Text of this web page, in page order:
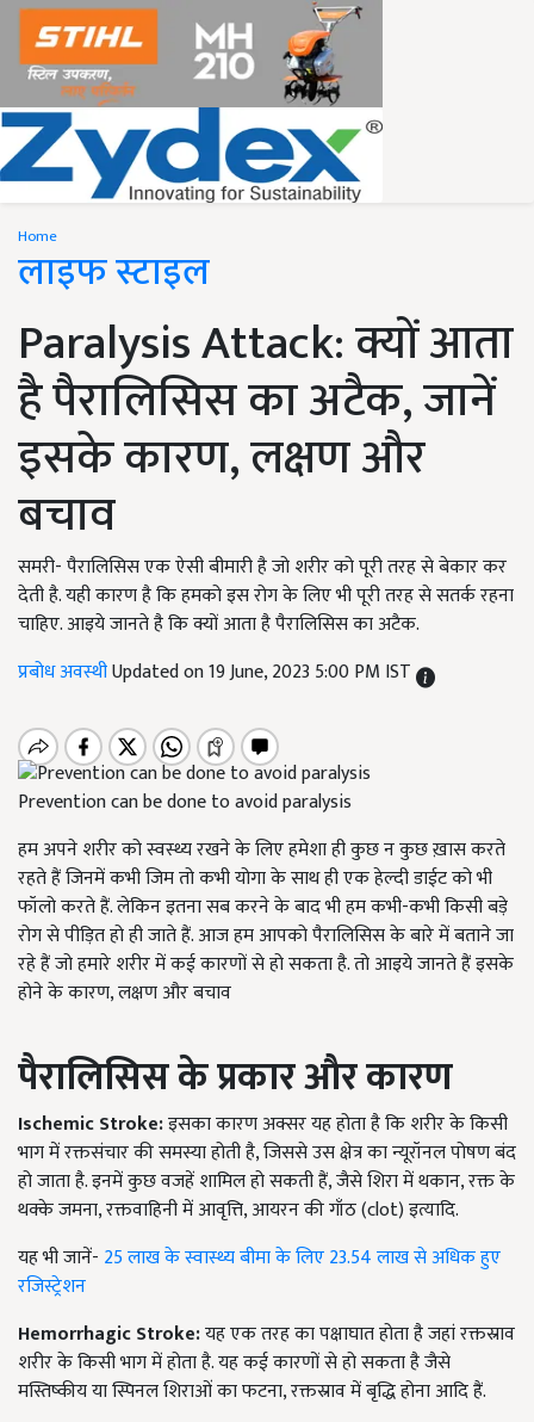
Home
लाइफ स्टाइल
Paralysis Attack: क्यों आता
है पैरालिसिस का अटैक, जानें
इसके कारण, लक्षण और
बचाव
समरी- पैरालिसिस एक ऐसी बीमारी है जो शरीर को पूरी तरह से बेकार कर
देती है. यही कारण है कि हमको इस रोग के लिए भी पूरी तरह से सतर्क रहना
चाहिए. आइये जानते है कि क्यों आता है पैरालिसिस का अटैक.
प्रबोध अवस्थीUpdated on 19 June, 2023 5:00 PM IST
Prevention can be done to avoid paralysis
हम अपने शरीर को स्वस्थ्य रखने के लिए हमेशा ही कुछ न कुछ ख़ास करते
रहते हैं जिनमें कभी जिम तो कभी योगा के साथ ही एक हेल्दी डाईट को भी
फॉलो करते हैं. लेकिन इतना सब करने के बाद भी हम कभी-कभी किसी बड़े
रोग से पीड़ित हो ही जाते हैं. आज हम आपको पैरालिसिस के बारे में बताने जा
रहे हैं जो हमारे शरीर में कई कारणों से हो सकता है. तो आइये जानते हैं इसके
होने के कारण, लक्षण और बचाव
पैरालिसिस के प्रकार और कारण
Ischemic Stroke:इसका कारण अक्सर यह होता है कि शरीर के किसी
भाग में रक्तसंचार की समस्या होती है, जिससे उस क्षेत्र का न्यूरॉनल पोषण बंद
हो जाता है. इनमें कुछ वजहें शामिल हो सकती हैं, जैसे शिरा में थकान, रक्त के
थक्के जमना, रक्तवाहिनी में आवृत्ति, आयरन की गाँठ (clot) इत्यादि.
यह भी जानें- 25 लाख के स्वास्थ्य बीमा के लिए 23.54 लाख से अधिक हुए
रजिस्ट्रेशन
Hemorrhagic Stroke:यह एक तरह का पक्षाघात होता है जहां रक्तस्राव
शरीर के किसी भाग में होता है. यह कई कारणों से हो सकता है जैसे
मस्तिष्कीय या स्पिनल शिराओं का फटना, रक्तस्राव में बृद्धि होना आदि हैं.